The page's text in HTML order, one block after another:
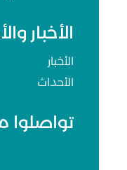
الأخبار
الأخبار
الأحداث
تواصلوا